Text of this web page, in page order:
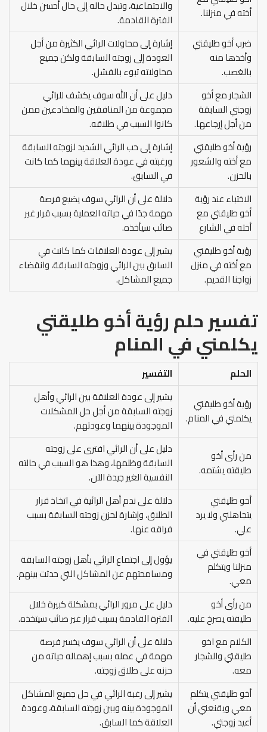
أخته في منزلنا.
والاجتماعية، وتبدل حاله إلى حال أحسن خلال
الفترة القادمة.
ضرب أخو طليقتي
وأخذها منه
بالغصب.
إشارة إلى محاولات الرائي الكثيرة من أجل
العودة إلى زوجته السابقة ولكن جميع
محاولاته تبوء بالفشل.
الشجار مع أخو
زوجتي السابقة
من أجل إرجاعها.
دليل على أن الله سوف يكشف للرائي
مجموعة من المنافقين والمخادعين ممن
كانوا السبب في طلاقه.
رؤية أخو طليقتي
مع أخته والشعور
بالحزن.
إشارة إلى حب الرائي الشديد لزوجته السابقة
ورغبته في عودة العلاقة بينهما كما كانت
في السابق.
الاختباء عند رؤية
أخو طليقتي مع
أخته في الشارع
دلالة على أن الرائي سوف يضيع فرصة
مهمة جدًا في حياته العملية بسبب قرار غير
صائب سيأخذه.
رؤية أخو طليقتي
مع أخته في منزل
زواجنا القديم.
يشير إلى عودة العلاقات كما كانت في
السابق بين الرائي وزوجته السابقة، وانقضاء
جميع المشاكل.
تفسير حلم رؤية أخو طليقتي
يكلمني في المنام
الحلم
التفسير
رؤية أخو طليقتي
يكلمني في المنام.
يشير إلى عودة العلاقة بين الرائي وأهل
زوجته السابقة من أجل حل المشكلات
الموجودة بينهما وعودتهم.
من رأى أخو
طليقته يشتمه.
دليل على أن الرائي افترى على زوجته
السابقة وظلمها، وهذا هو السبب في حالته
النفسية الغير جيدة الآن.
أخو طليقتي
يتجاهلني ولا يرد
علي.
دلالة على ندم أهل الرائية في اتخاذ قرار
الطلاق، وإشارة لحزن زوجته السابقة بسبب
فراقه عنها.
أخو طليقتي في
منزلنا ويتكلم
معي.
يؤول إلى اجتماع الرائي بأهل زوجته السابقة
ومسامحتهم عن المشاكل التي حدثت بينهم.
من رأى أخو
طليقته يصرخ عليه.
دليل على مرور الرائي بمشكلة كبيرة خلال
الفترة القادمة بسبب قرار غير صائب سيتخذه.
الكلام مع اخو
طليقتي والشجار
معه.
دلالة على أن الرائي سوف يخسر فرصة
مهمة في عمله بسبب إهماله حياته من
حزنه على طلاق زوجته.
أخو طليقتي يتكلم
معي ويقنعني أن
أعيد زوجتي.
يشير إلى رغبة الرائي في حل جميع المشاكل
الموجودة بينه وبين زوجته السابقة، وعودة
العلاقة كما السابق.